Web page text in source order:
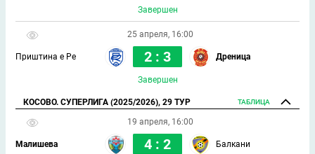
Завершен
25 апреля, 16:00
Приштина е Ре 2 : 3 Дреница
Завершен
КОСОВО. СУПЕРЛИГА (2025/2026), 29 ТУР ТАБЛИЦА
19 апреля, 16:00
Малишева 4 : 2 Балкани